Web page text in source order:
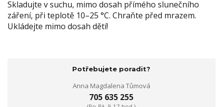
Skladujte v suchu, mimo dosah přímého slunečního
záření, při teplotě 10–25 °C. Chraňte před mrazem.
Ukládejte mimo dosah dětí!
Potřebujete poradit?
Anna Magdalena Tůmová
705 635 255